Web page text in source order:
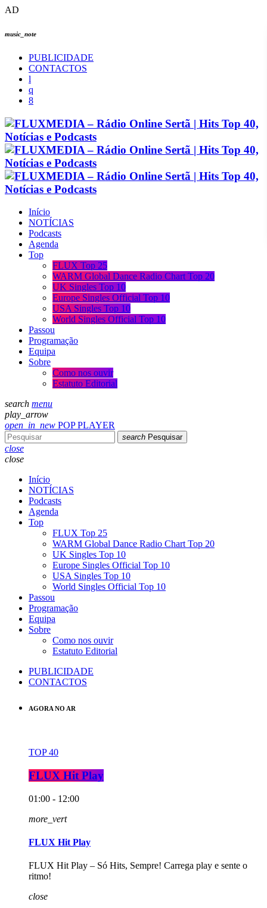
AD
music_note
PUBLICIDADE
CONTACTOS
Início
NOTÍCIAS
Podcasts
Agenda
Top
FLUX Top 25
WARM Global Dance Radio Chart Top 20
UK Singles Top 10
Europe Singles Official Top 10
USA Singles Top 10
World Singles Official Top 10
Passou
Programação
Equipa
Sobre
Como nos ouvir
Estatuto Editorial
search menu
play_arrow
open_in_new POP PLAYER
search Pesquisar
close
close
Início
NOTÍCIAS
Podcasts
Agenda
Top
FLUX Top 25
WARM Global Dance Radio Chart Top 20
UK Singles Top 10
Europe Singles Official Top 10
USA Singles Top 10
World Singles Official Top 10
Passou
Programação
Equipa
Sobre
Como nos ouvir
Estatuto Editorial
PUBLICIDADE
CONTACTOS
AGORA NO AR
TOP 40
FLUX Hit Play
01:00 - 12:00
more_vert
FLUX Hit Play
FLUX Hit Play – Só Hits, Sempre! Carrega play e sente o
ritmo!
close